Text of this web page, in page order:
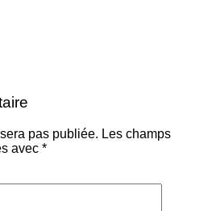
pas publiée. Les champs
avec *